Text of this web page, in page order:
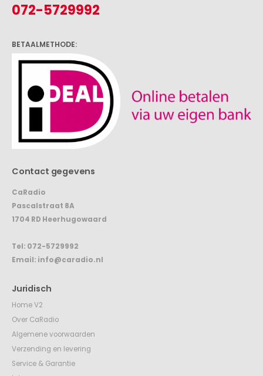
072-5729992
BETAALMETHODE:
Contact gegevens
CaRadio
Pascalstraat 8A
1704 RD Heerhugowaard
Tel: 072-5729992
Email: info@caradio.nl
Juridisch
Home V2
Over CaRadio
Algemene voorwaarden
Verzending en levering
Service & Garantie